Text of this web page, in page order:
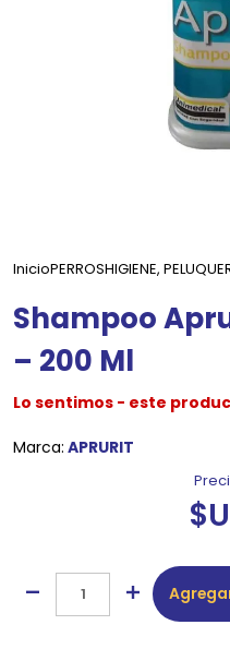
InicioPERROSHIGIENE,
Shampoo
– 200 Ml
Lo sentimos - este
Marca: APRURIT